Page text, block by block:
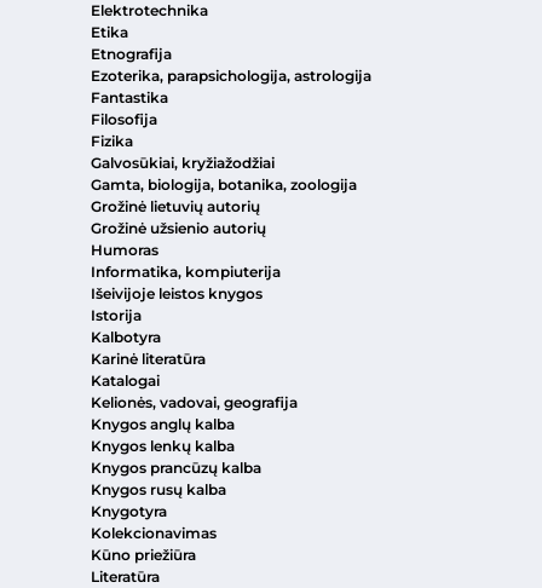
Elektrotechnika
Etika
Etnografija
Ezoterika, parapsichologija, astrologija
Fantastika
Filosofija
Fizika
Galvosūkiai, kryžiažodžiai
Gamta, biologija, botanika, zoologija
Grožinė lietuvių autorių
Grožinė užsienio autorių
Humoras
Informatika, kompiuterija
Išeivijoje leistos knygos
Istorija
Kalbotyra
Karinė literatūra
Katalogai
Kelionės, vadovai, geografija
Knygos anglų kalba
Knygos lenkų kalba
Knygos prancūzų kalba
Knygos rusų kalba
Knygotyra
Kolekcionavimas
Kūno priežiūra
Literatūra